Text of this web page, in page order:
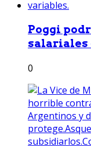
Poggi
salariales
0